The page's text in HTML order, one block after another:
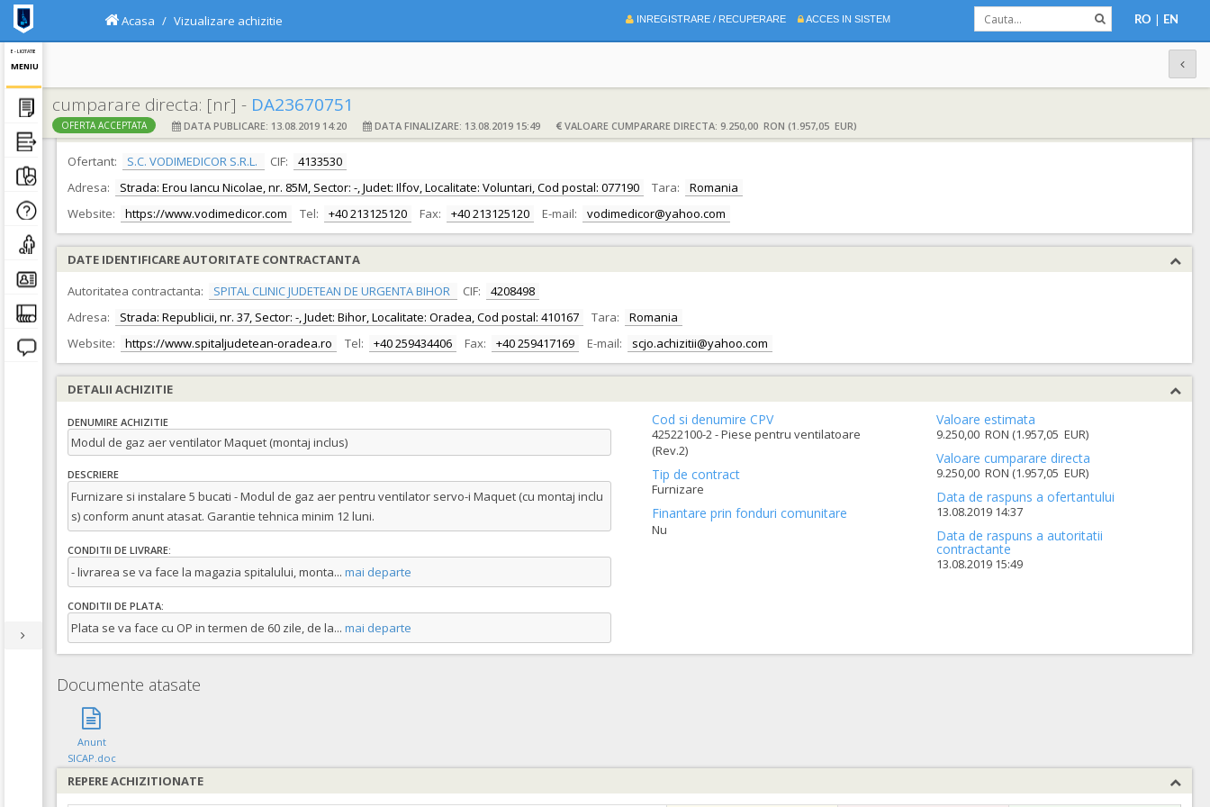
E - LICITATIE
MENIU
INREGISTRARE / RECUPERARE ACCES IN SISTEM RO | EN
Acasa Vizualizare achizitie
cumparare directa: [nr] - DA23670751
OFERTA ACCEPTATA DATA PUBLICARE: 13.08.2019 14:20 DATA FINALIZARE: 13.08.2019 15:49 VALOARE CUMPARARE DIRECTA: 9.250,00 RON (1.957,05 EUR)
DATE IDENTIFICARE OFERTANT
Ofertant:
S.C. VODIMEDICOR S.R.L. CIF:
4133530
Adresa:
Strada: Erou Iancu Nicolae, nr. 85M, Sector: -, Judet: Ilfov, Localitate: Voluntari, Cod postal: 077190 Tara:
Romania
Website:
https://www.vodimedicor.com Tel: +40 213125120 Fax: +40 213125120 E-mail: vodimedicor@yahoo.com
DATE IDENTIFICARE AUTORITATE CONTRACTANTA
Autoritatea contractanta:
SPITAL CLINIC JUDETEAN DE URGENTA BIHOR CIF:
4208498
Adresa:
Strada: Republicii, nr. 37, Sector: -, Judet: Bihor, Localitate: Oradea, Cod postal: 410167 Tara:
Romania
Website:
https://www.spitaljudetean-oradea.ro Tel: +40 259434406 Fax: +40 259417169 E-mail: scjo.achizitii@yahoo.com
DETALII ACHIZITIE
DENUMIRE ACHIZITIE
Modul de gaz aer ventilator Maquet (montaj inclus)
DESCRIERE
Furnizare si instalare 5 bucati - Modul de gaz aer pentru ventilator servo-i Maquet (cu montaj inclu
s) conform anunt atasat. Garantie tehnica minim 12 luni.
CONDITII DE LIVRARE:
- livrarea se va face la magazia spitalului, monta... mai departe
CONDITII DE PLATA:
Plata se va face cu OP in termen de 60 zile, de la... mai departe
Cod si denumire CPV
42522100-2 - Piese pentru ventilatoare
(Rev.2)
Tip de contract
Furnizare
Finantare prin fonduri comunitare
Nu
Valoare estimata
9.250,00 RON (1.957,05 EUR)
Valoare cumparare directa
9.250,00 RON (1.957,05 EUR)
Data de raspuns a ofertantului
13.08.2019 14:37
Data de raspuns a autoritatii
contractante
13.08.2019 15:49
Documente atasate
Anunt
SICAP.doc
REPERE ACHIZITIONATE